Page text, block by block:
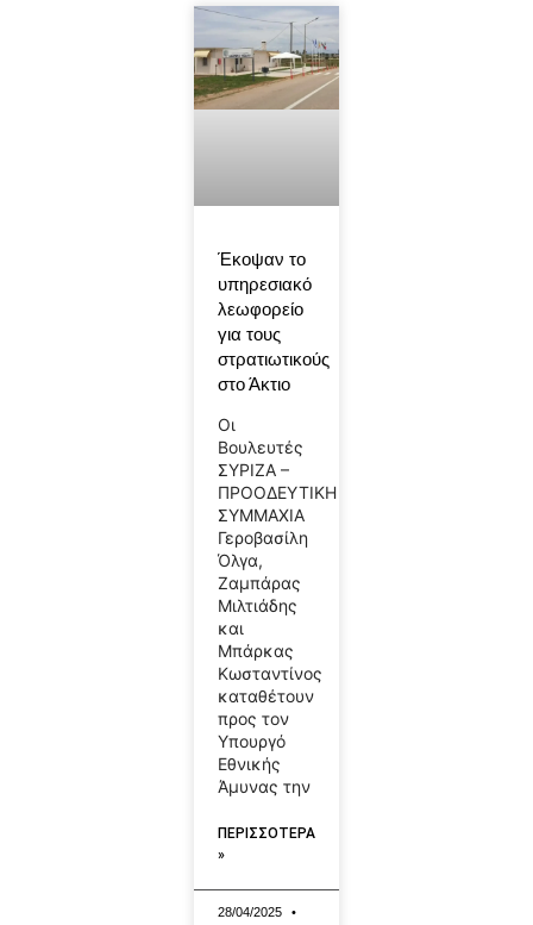
Έκοψαν το
υπηρεσιακό
λεωφορείο
για τους
στρατιωτικούς
στο Άκτιο
Οι
Βουλευτές
ΣΥΡΙΖΑ –
ΠΡΟΟΔΕΥΤΙΚΗ
ΣΥΜΜΑΧΙΑ
Γεροβασίλη
Όλγα,
Ζαμπάρας
Μιλτιάδης
και
Μπάρκας
Κωσταντίνος
καταθέτουν
προς τον
Υπουργό
Εθνικής
Άμυνας την
ΠΕΡΙΣΣΟΤΕΡΑ
»
28/04/2025